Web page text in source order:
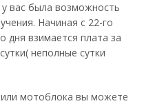
вас была возможность
Начиная с 22-го
дня взимается плата за
неполные сутки
мотоблока вы можете